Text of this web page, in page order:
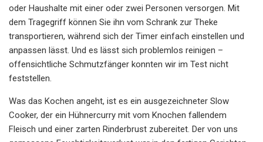
oder Haushalte mit einer oder zwei Personen versorgen. Mit
dem Tragegriff können Sie ihn vom Schrank zur Theke
transportieren, während sich der Timer einfach einstellen und
anpassen lässt. Und es lässt sich problemlos reinigen –
offensichtliche Schmutzfänger konnten wir im Test nicht
feststellen.
Was das Kochen angeht, ist es ein ausgezeichneter Slow
Cooker, der ein Hühnercurry mit vom Knochen fallendem
Fleisch und einer zarten Rinderbrust zubereitet. Der von uns